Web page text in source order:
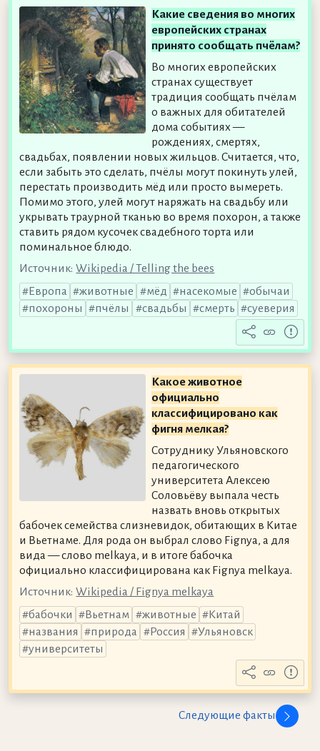
Какие сведения во многих
европейских странах
принято сообщать пчёлам?
Во многих европейских
странах существует
традиция сообщать пчёлам
о важных для обитателей
дома событиях —
рождениях, смертях,
свадьбах, появлении новых жильцов. Считается, что,
если забыть это сделать, пчёлы могут покинуть улей,
перестать производить мёд или просто вымереть.
Помимо этого, улей могут наряжать на свадьбу или
укрывать траурной тканью во время похорон, а также
ставить рядом кусочек свадебного торта или
поминальное блюдо.
Источник: Wikipedia / Telling the bees
Европа
животные мёд насекомые
обычаи
похороны
пчёлы свадьбы смерть суеверия
Какое животное
официально
классифицировано как
фигня мелкая?
Сотруднику Ульяновского
педагогического
университета Алексею
Соловьёву выпала честь
назвать вновь открытых
бабочек семейства слизневидок, обитающих в Китае
и Вьетнаме. Для рода он выбрал слово Fignya, а для
вида — слово melkaya, и в итоге бабочка
официально классифицирована как Fignya melkaya.
Источник: Wikipedia / Fignya melkaya
бабочки
Вьетнам животные
Китай
названия
природа Россия
Ульяновск
университеты
Следующие факты